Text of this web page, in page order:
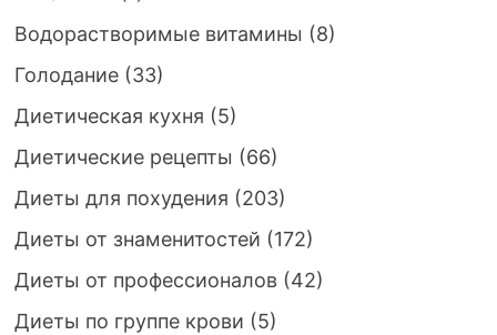
Водорастворимые витамины (8)
Голодание(33)
Диетическая кухня (5)
Диетические рецепты (66)
Диеты для похудения (203)
Диеты от знаменитостей (172)
Диеты от профессионалов(42)
Диеты по группе крови (5)